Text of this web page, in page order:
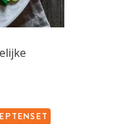
al?